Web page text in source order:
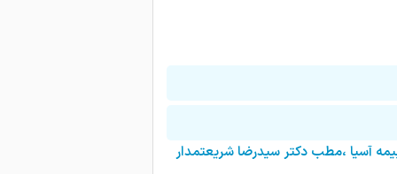
آسیا ،مطب دکتر سیدرضا شریعتمدار